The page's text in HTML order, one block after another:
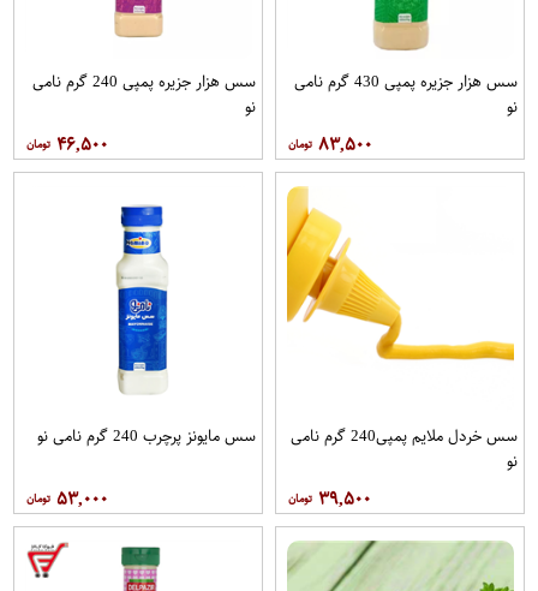
سس هزار جزیره پمپی 430 گرم نامی
نو
۸۳,۵۰۰
سس هزار جزیره پمپی 240 گرم نامی
نو
۴۶,۵۰۰
سس خردل ملایم پمپی240 گرم نامی
نو
۳۹,۵۰۰
سس مایونز پرچرب 240 گرم نامی نو
۵۳,۰۰۰